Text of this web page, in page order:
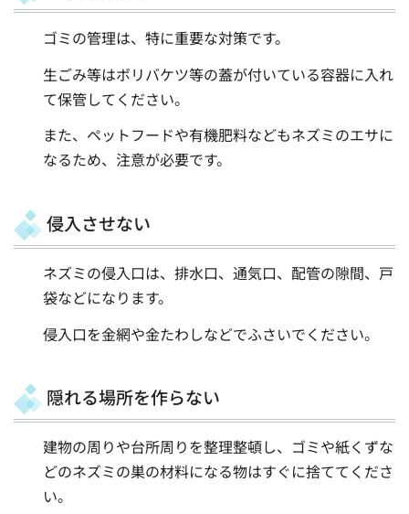
ゴミの管理は、特に重要な対策です。
生ごみ等はボリバケツ等の蓋が付いている容器に入れ
て保管してください。
また、ペットフードや有機肥料などもネズミのエサに
なるため、注意が必要です。
侵入させない
ネズミの侵入口は、排水口、通気口、配管の隙間、戸
袋などになります。
侵入口を金網や金たわしなどでふさいでください。
隠れる場所を作らない
建物の周りや台所周りを整理整頓し、ゴミや紙くずな
どのネズミの巣の材料になる物はすぐに捨ててくださ
い。